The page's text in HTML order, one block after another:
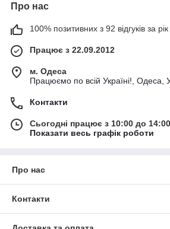
Про нас
100% позитивних з 92 відгуків за рік
Працює з 22.09.2012
м. Одеса
Працюємо по всій Україні!, Одеса,
Контакти
Сьогодні працює з 10:00 до 14:00
Показати весь графік роботи
Про нас
Контакти